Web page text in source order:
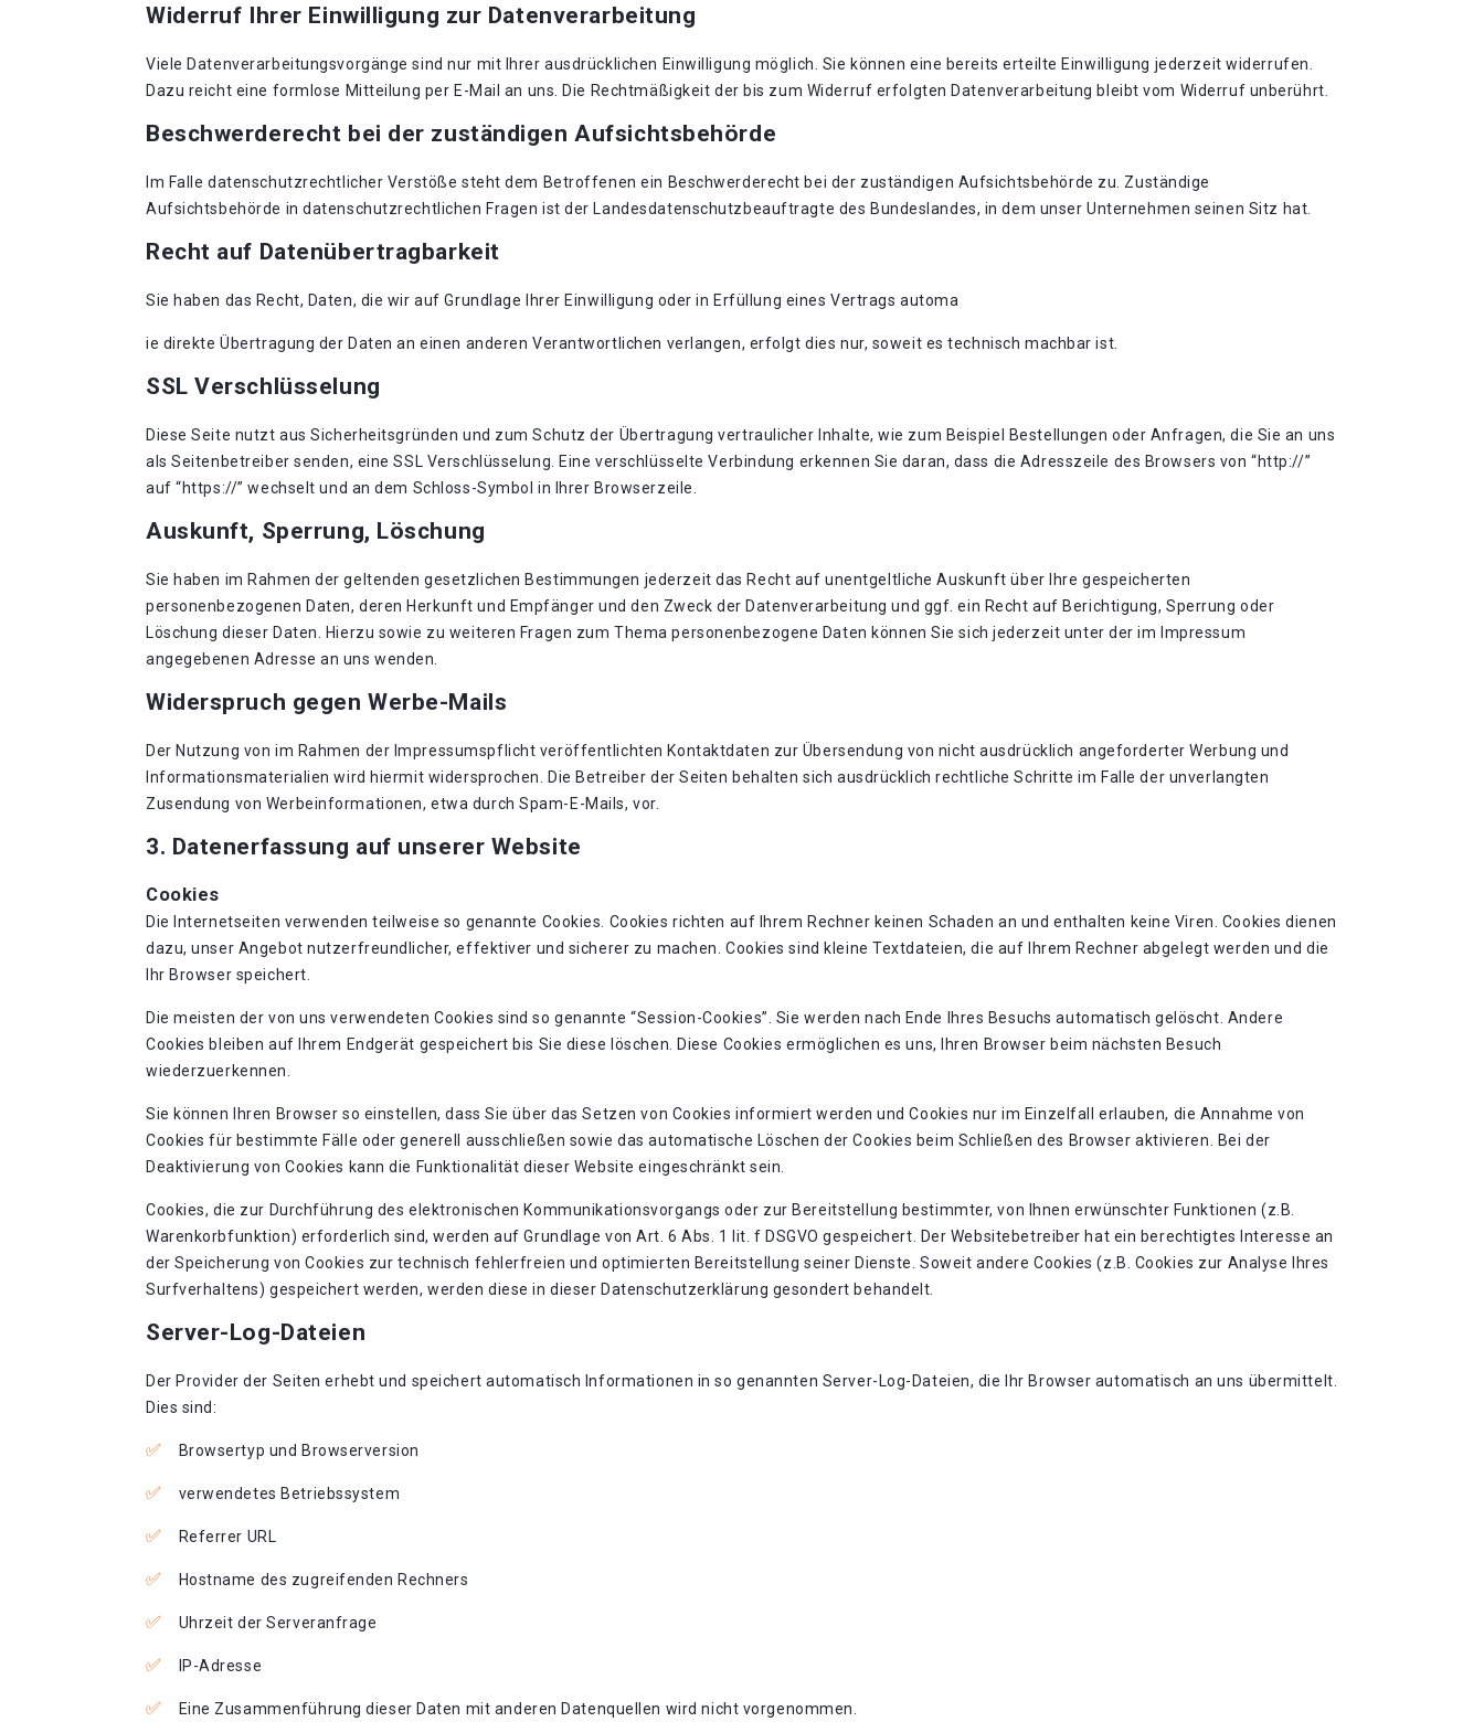
Widerruf Ihrer Einwilligung zur Datenverarbeitung
Viele Datenverarbeitungsvorgänge sind nur mit Ihrer ausdrücklichen Einwilligung möglich. Sie können eine bereits erteilte Einwilligung jederzeit widerrufen.
Dazu reicht eine formlose Mitteilung per E-Mail an uns. Die Rechtmäßigkeit der bis zum Widerruf erfolgten Datenverarbeitung bleibt vom Widerruf unberührt.
Beschwerderecht bei der zuständigen Aufsichtsbehörde
Im Falle datenschutzrechtlicher Verstöße steht dem Betroffenen ein Beschwerderecht bei der zuständigen Aufsichtsbehörde zu. Zuständige
Aufsichtsbehörde in datenschutzrechtlichen Fragen ist der Landesdatenschutzbeauftragte des Bundeslandes, in dem unser Unternehmen seinen Sitz hat.
Recht auf Datenübertragbarkeit
Sie haben das Recht, Daten, die wir auf Grundlage Ihrer Einwilligung oder in Erfüllung eines Vertrags automa
ie direkte Übertragung der Daten an einen anderen Verantwortlichen verlangen, erfolgt dies nur, soweit es technisch machbar ist.
SSL Verschlüsselung
Diese Seite nutzt aus Sicherheitsgründen und zum Schutz der Übertragung vertraulicher Inhalte, wie zum Beispiel Bestellungen oder Anfragen, die Sie an uns
als Seitenbetreiber senden, eine SSL Verschlüsselung. Eine verschlüsselte Verbindung erkennen Sie daran, dass die Adresszeile des Browsers von “http://”
auf “https://” wechselt und an dem Schloss-Symbol in Ihrer Browserzeile.
Auskunft, Sperrung, Löschung
Sie haben im Rahmen der geltenden gesetzlichen Bestimmungen jederzeit das Recht auf unentgeltliche Auskunft über Ihre gespeicherten
personenbezogenen Daten, deren Herkunft und Empfänger und den Zweck der Datenverarbeitung und ggf. ein Recht auf Berichtigung, Sperrung oder
Löschung dieser Daten. Hierzu sowie zu weiteren Fragen zum Thema personenbezogene Daten können Sie sich jederzeit unter der im Impressum
angegebenen Adresse an uns wenden.
Widerspruch gegen Werbe-Mails
Der Nutzung von im Rahmen der Impressumspflicht veröffentlichten Kontaktdaten zur Übersendung von nicht ausdrücklich angeforderter Werbung und
Informationsmaterialien wird hiermit widersprochen. Die Betreiber der Seiten behalten sich ausdrücklich rechtliche Schritte im Falle der unverlangten
Zusendung von Werbeinformationen, etwa durch Spam-E-Mails, vor.
3. Datenerfassung auf unserer Website
Cookies
Die Internetseiten verwenden teilweise so genannte Cookies. Cookies richten auf Ihrem Rechner keinen Schaden an und enthalten keine Viren. Cookies dienen
dazu, unser Angebot nutzerfreundlicher, effektiver und sicherer zu machen. Cookies sind kleine Textdateien, die auf Ihrem Rechner abgelegt werden und die
Ihr Browser speichert.
Die meisten der von uns verwendeten Cookies sind so genannte “Session-Cookies”. Sie werden nach Ende Ihres Besuchs automatisch gelöscht. Andere
Cookies bleiben auf Ihrem Endgerät gespeichert bis Sie diese löschen. Diese Cookies ermöglichen es uns, Ihren Browser beim nächsten Besuch
wiederzuerkennen.
Sie können Ihren Browser so einstellen, dass Sie über das Setzen von Cookies informiert werden und Cookies nur im Einzelfall erlauben, die Annahme von
Cookies für bestimmte Fälle oder generell ausschließen sowie das automatische Löschen der Cookies beim Schließen des Browser aktivieren. Bei der
Deaktivierung von Cookies kann die Funktionalität dieser Website eingeschränkt sein.
Cookies, die zur Durchführung des elektronischen Kommunikationsvorgangs oder zur Bereitstellung bestimmter, von Ihnen erwünschter Funktionen (z.B.
Warenkorbfunktion) erforderlich sind, werden auf Grundlage von Art. 6 Abs. 1 lit. f DSGVO gespeichert. Der Websitebetreiber hat ein berechtigtes Interesse an
der Speicherung von Cookies zur technisch fehlerfreien und optimierten Bereitstellung seiner Dienste. Soweit andere Cookies (z.B. Cookies zur Analyse Ihres
Surfverhaltens) gespeichert werden, werden diese in dieser Datenschutzerklärung gesondert behandelt.
Server-Log-Dateien
Der Provider der Seiten erhebt und speichert automatisch Informationen in so genannten Server-Log-Dateien, die Ihr Browser automatisch an uns übermittelt.
Dies sind:
Browsertyp und Browserversion
verwendetes Betriebssystem
Referrer URL
Hostname des zugreifenden Rechners
Uhrzeit der Serveranfrage
IP-Adresse
Eine Zusammenführung dieser Daten mit anderen Datenquellen wird nicht vorgenommen.